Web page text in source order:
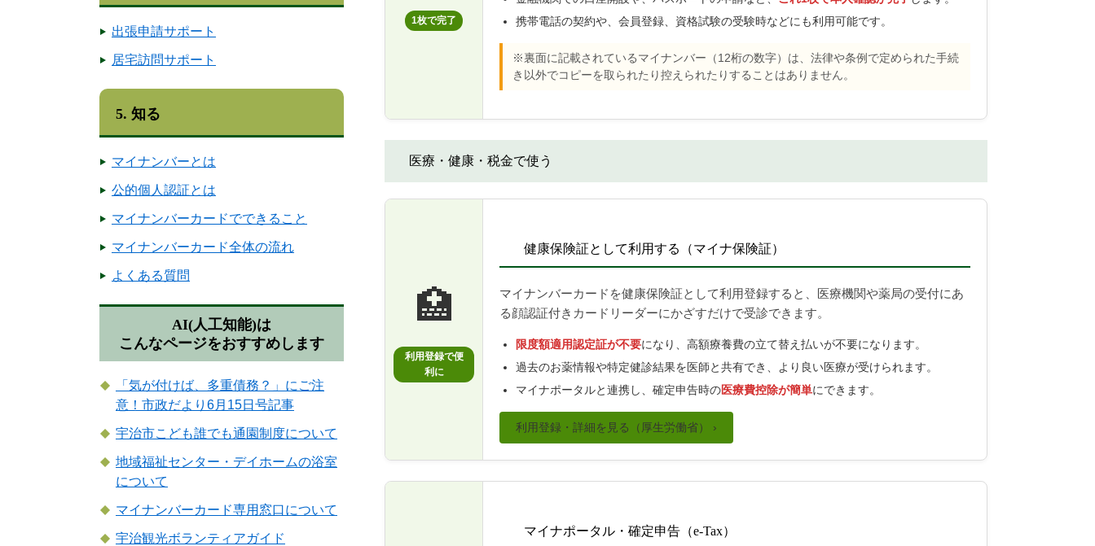
1枚で完了
携帯電話の契約や、会員登録、資格試験の受験時などにも利用可能です。
※裏面に記載されているマイナンバー（12桁の数字）は、法律や条例で定められた手続
き以外でコピーを取られたり控えられたりすることはありません。
医療・健康・税金で使う
🏥
利用登録で便
利に
健康保険証として利用する（マイナ保険証）
マイナンバーカードを健康保険証として利用登録すると、医療機関や薬局の受付にあ
る顔認証付きカードリーダーにかざすだけで受診できます。
限度額適用認定証が不要になり、高額療養費の立て替え払いが不要になります。
過去のお薬情報や特定健診結果を医師と共有でき、より良い医療が受けられます。
マイナポータルと連携し、確定申告時の医療費控除が簡単にできます。
利用登録・詳細を見る（厚生労働省） ›
マイナポータル・確定申告（e-Tax）
出張申請サポート
居宅訪問サポート
5. 知る
マイナンバーとは
公的個人認証とは
マイナンバーカードでできること
マイナンバーカード全体の流れ
よくある質問
AI(人工知能)は
こんなページをおすすめします
「気が付けば、多重債務？」にご注
意！市政だより6月15日号記事
宇治市こども誰でも通園制度について
地域福祉センター・デイホームの浴室
について
マイナンバーカード専用窓口について
宇治観光ボランティアガイド